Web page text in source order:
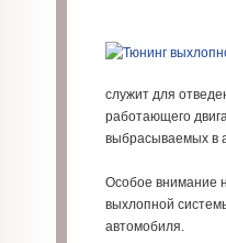
служит для
работающего
выбрасываемых в
Особое внимание
выхлопной
автомобиля.